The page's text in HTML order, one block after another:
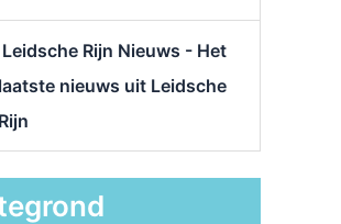
Leidsche Rijn Nieuws - Het
laatste nieuws uit Leidsche
Rijn